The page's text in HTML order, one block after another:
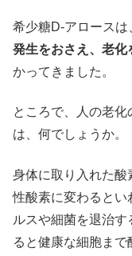
希少糖D-アロースは
発生をおさえ、老化
かってきました。
ところで、人の老
は、何でしょうか。
身体に取り入れた酸
性酸素に変わるとい
ルスや細菌を退治
ると健康な細胞ま